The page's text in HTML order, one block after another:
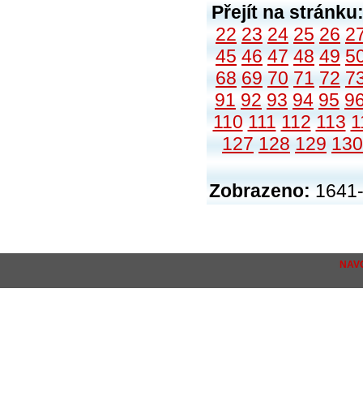
Přejít na stránku:
22 23 24 25 26
45 46 47 48 49
68 69 70 71 72
91 92 93 94 95
110 111 112 113
127 128 129 130
Zobrazeno: